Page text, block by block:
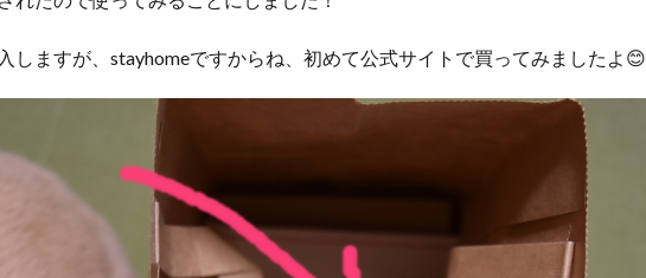
しますが、stayhomeですからね、初めて公式サイトで買ってみましたよ😊